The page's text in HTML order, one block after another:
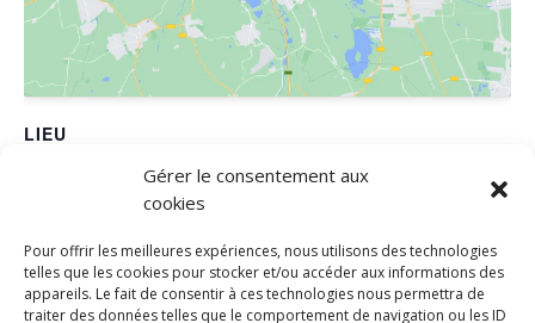
Gérer le consentement aux
cookies
Pour offrir les meilleures expériences, nous utilisons des technologies
telles que les cookies pour stocker et/ou accéder aux informations des
appareils. Le fait de consentir à ces technologies nous permettra de
traiter des données telles que le comportement de navigation ou les ID
LIEU
650 RUE THEOPHRASTE RENAUDOT
Téléphone
0467471836